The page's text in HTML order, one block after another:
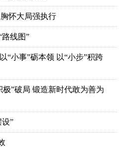
怀大局强执行
线图”
“小事”砺本领 以“小步”积跨
极”破局 锻造新时代敢为善为
”